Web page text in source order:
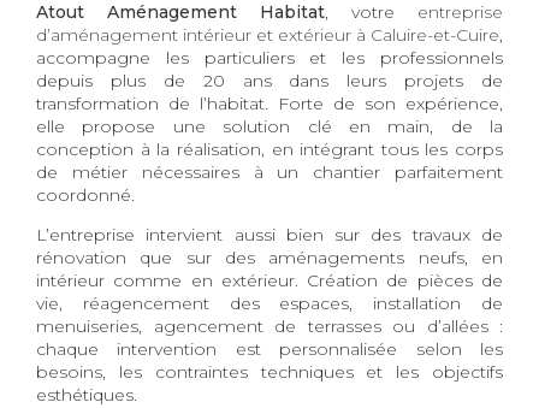
Atout Aménagement Habitat, votre entreprise
d’aménagement intérieur et extérieur à Caluire-et-Cuire,
accompagne les particuliers et les professionnels
depuis plus de 20 ans dans leurs projets de
transformation de l’habitat. Forte de son expérience,
elle propose une solution clé en main, de la
conception à la réalisation, en intégrant tous les corps
de métier nécessaires à un chantier parfaitement
coordonné.
L’entreprise intervient aussi bien sur des travaux de
rénovation que sur des aménagements neufs, en
intérieur comme en extérieur. Création de pièces de
vie, réagencement des espaces, installation de
menuiseries, agencement de terrasses ou d’allées :
chaque intervention est personnalisée selon les
besoins, les contraintes techniques et les objectifs
esthétiques.